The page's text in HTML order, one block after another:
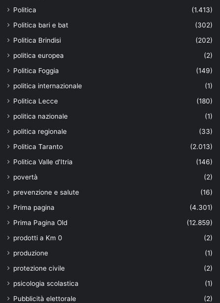
Politica
(1.413)
Politica bari e bat
(302)
Politica Brindisi
(202)
politica europea
(2)
Politica Foggia
(149)
politica internazionale
(1)
Politica Lecce
(180)
politica nazionale
(1)
politica regionale
(33)
Politica Taranto
(2.013)
Politica Valle d'Itria
(146)
povertà
(2)
prevenzione e salute
(16)
Prima pagina
(4.301)
Prima Pagina Old
(12.859)
prodotti a Km 0
(2)
produzione
(1)
protezione civile
(2)
psicologia scolastica
(1)
Pubblicità elettorale
(2)